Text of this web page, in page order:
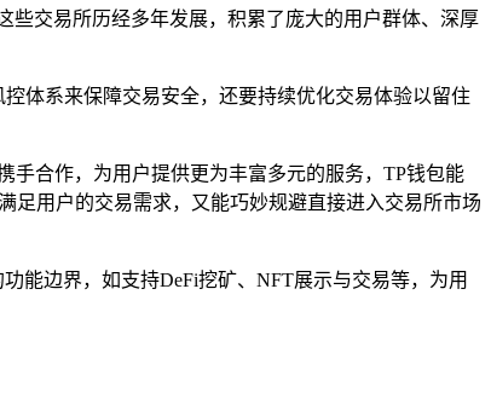
些交易所历经多年发展，积累了庞大的用户群体、深厚
体系来保障交易安全，还要持续优化交易体验以留住
手合作，为用户提供更为丰富多元的服务，TP钱包能
足用户的交易需求，又能巧妙规避直接进入交易所市场
能边界，如支持DeFi挖矿、NFT展示与交易等，为用